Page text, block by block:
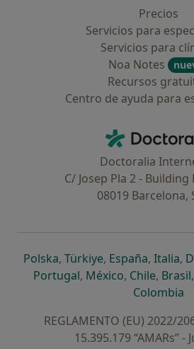
Precios
Servicios para
Servicios para
Noa Notes
Recursos
Centro de ayuda para
Doctoralia
C/ Josep Pla 2 -
08019 Barcelona,
Polskase abre en una nueva
, Türkiyese abre en una
, Españase abre
, Italia,
Portugalse abre en una
, Méxicose abre en
, Chilese
, Brasil,
Colombia
REGLAMENTO (EU) 2022/
15.395.179 “AMARs” -